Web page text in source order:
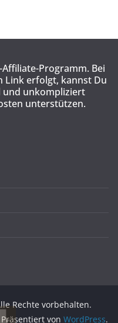
Programm. Bei
Link erfolgt, kannst Du
und unkompliziert
unterstützen.
Rechte vorbehalten.
von WordPress.